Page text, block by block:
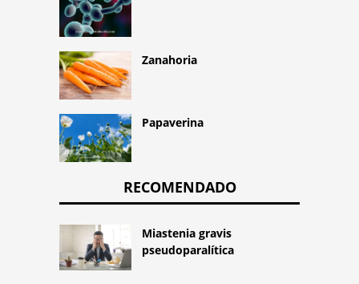
Zanahoria
Papaverina
RECOMENDADO
Miastenia gravis
pseudoparalítica